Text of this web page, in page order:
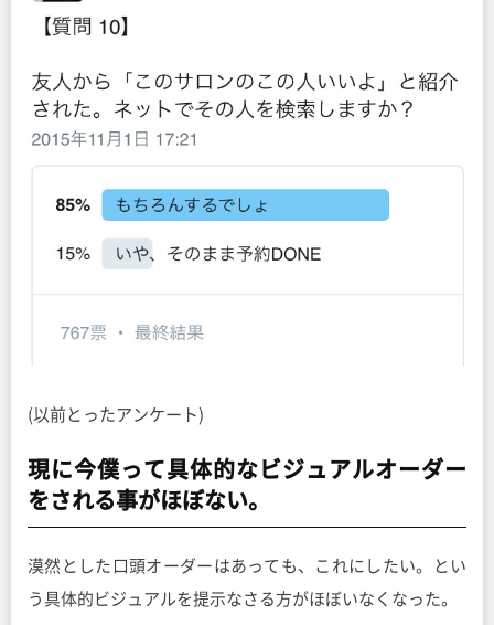
(以前とったアンケート)
現に今僕って具体的なビジュアルオーダー
をされる事がほぼない。
漠然とした口頭オーダーはあっても、これにしたい。とい
う具体的ビジュアルを提示なさる方がほぼいなくなった。